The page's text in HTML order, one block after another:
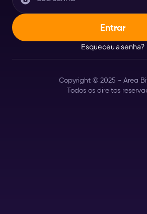
Esqueceu a senha?
Copyright © 2025 - Area
Todos os direitos